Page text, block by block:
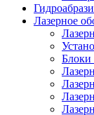
Лазерное
Блоки